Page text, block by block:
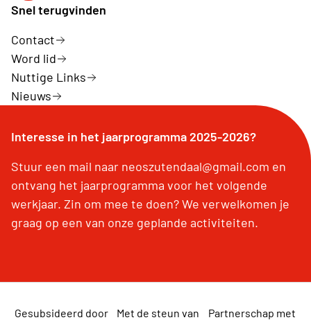
Snel terugvinden
Contact
Word lid
Nuttige Links
Nieuws
Interesse in het jaarprogramma 2025-2026?
Stuur een mail naar neoszutendaal@gmail.com en
ontvang het jaarprogramma voor het volgende
werkjaar. Zin om mee te doen? We verwelkomen je
graag op een van onze geplande activiteiten.
Gesubsideerd door Met de steun van Partnerschap met